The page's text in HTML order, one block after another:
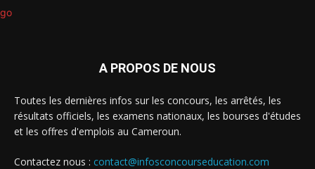
A PROPOS DE NOUS
Toutes les dernières infos sur les concours, les arrêtés, les
résultats officiels, les examens nationaux, les bourses d'études
et les offres d'emplois au Cameroun.
Contactez nous : contact@infosconcourseducation.com